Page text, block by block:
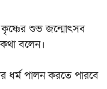
কৃষ্ণের শুভ জন্মোৎসব
কথা বলেন।
ধর্ম পালন করতে পারবে